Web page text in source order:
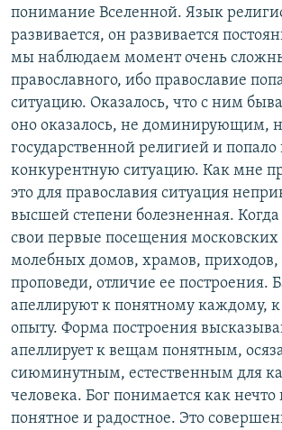
понимание Вселенной. Язык
развивается, он развивается
мы наблюдаем момент очень
православного, ибо православие
ситуацию. Оказалось, что с ним
оно оказалось, не доминирующим,
государственной религией и попало
конкурентную ситуацию. Как мне
это для православия ситуация
высшей степени болезненная.
свои первые посещения московских
молебных домов, храмов, приходов,
проповеди, отличие ее построения.
апеллируют к понятному каждому,
опыту. Форма построения
апеллирует к вещам понятным,
сиюминутным, естественным для
человека. Бог понимается как нечто
понятное и радостное. Это